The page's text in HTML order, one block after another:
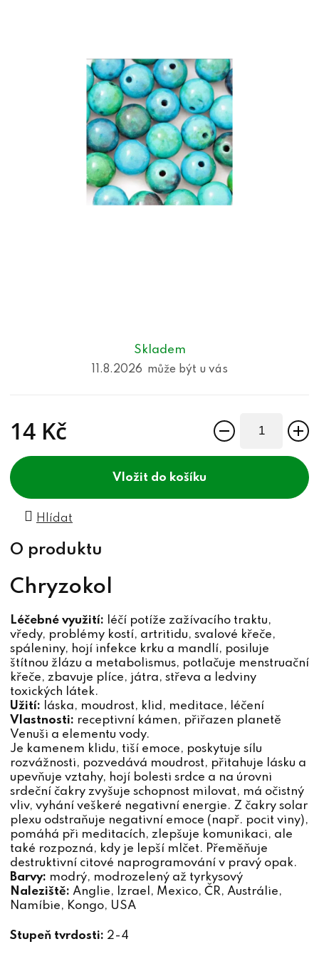
Skladem
11.8.2026
14 Kč
do košíku
Hlídat
Chryzokol
Léčebné využití: léčí potíže zažívacího traktu,
vředy, problémy kostí, artritidu, svalové křeče,
spáleniny, hojí infekce krku a mandlí, posiluje
štítnou žlázu a metabolismus, potlačuje menstruační
křeče, zbavuje plíce, játra, střeva a ledviny
toxických látek.
Užití: láska, moudrost, klid, meditace, léčení
Vlastnosti: receptivní kámen, přiřazen planetě
Venuši a elementu vody.
Je kamenem klidu, tiší emoce, poskytuje sílu
rozvážnosti, pozvedává moudrost, přitahuje lásku a
upevňuje vztahy, hojí bolesti srdce a na úrovni
srdeční čakry zvyšuje schopnost milovat, má očistný
vliv, vyhání veškeré negativní energie. Z čakry solar
plexu odstraňuje negativní emoce (např. pocit viny),
pomáhá při meditacích, zlepšuje komunikaci, ale
také rozpozná, kdy je lepší mlčet. Přeměňuje
destruktivní citové naprogramování v pravý opak.
Barvy: modrý, modrozelený až tyrkysový
Naleziště: Anglie, Izrael, Mexico, ČR, Austrálie,
Namíbie, Kongo, USA
Stupeň tvrdosti: 2-4